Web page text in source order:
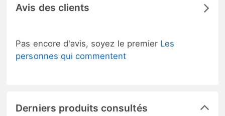
Avis des clients
Pas encore d'avis, soyez le premier Les
personnes qui commentent
Derniers produits consultés